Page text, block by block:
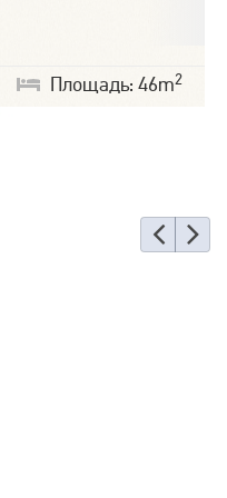
Площадь: 46m2